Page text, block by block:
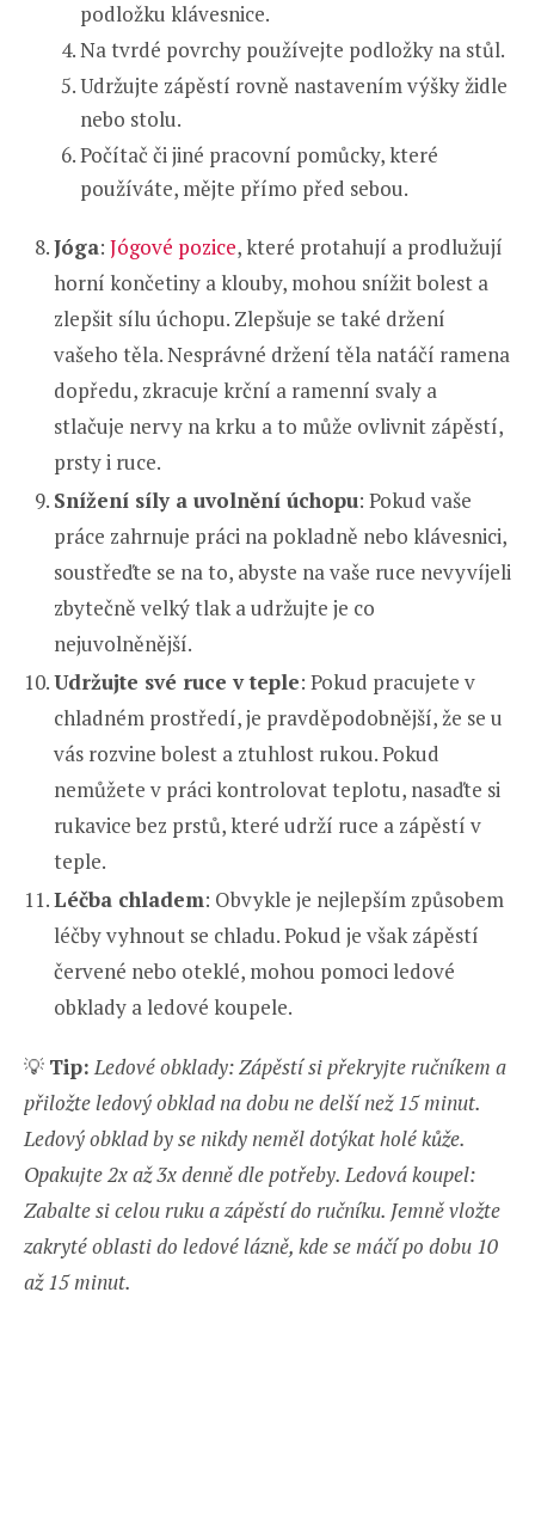
podložku klávesnice.
Na tvrdé povrchy používejte podložky na stůl.
Udržujte zápěstí rovně nastavením výšky židle
nebo stolu.
Počítač či jiné pracovní pomůcky, které
používáte, mějte přímo před sebou.
Jóga: Jógové pozice, které protahují a prodlužují
horní končetiny a klouby, mohou snížit bolest a
zlepšit sílu úchopu. Zlepšuje se také držení
vašeho těla. Nesprávné držení těla natáčí ramena
dopředu, zkracuje krční a ramenní svaly a
stlačuje nervy na krku a to může ovlivnit zápěstí,
prsty i ruce.
Snížení síly a uvolnění úchopu: Pokud vaše
práce zahrnuje práci na pokladně nebo klávesnici,
soustřeďte se na to, abyste na vaše ruce nevyvíjeli
zbytečně velký tlak a udržujte je co
nejuvolněnější.
Udržujte své ruce v teple: Pokud pracujete v
chladném prostředí, je pravděpodobnější, že se u
vás rozvine bolest a ztuhlost rukou. Pokud
nemůžete v práci kontrolovat teplotu, nasaďte si
rukavice bez prstů, které udrží ruce a zápěstí v
teple.
Léčba chladem: Obvykle je nejlepším způsobem
léčby vyhnout se chladu. Pokud je však zápěstí
červené nebo oteklé, mohou pomoci ledové
obklady a ledové koupele.
💡 Tip: Ledové obklady: Zápěstí si překryjte ručníkem a
přiložte ledový obklad na dobu ne delší než 15 minut.
Ledový obklad by se nikdy neměl dotýkat holé kůže.
Opakujte 2x až 3x denně dle potřeby. Ledová koupel:
Zabalte si celou ruku a zápěstí do ručníku. Jemně vložte
zakryté oblasti do ledové lázně, kde se máčí po dobu 10
až 15 minut.